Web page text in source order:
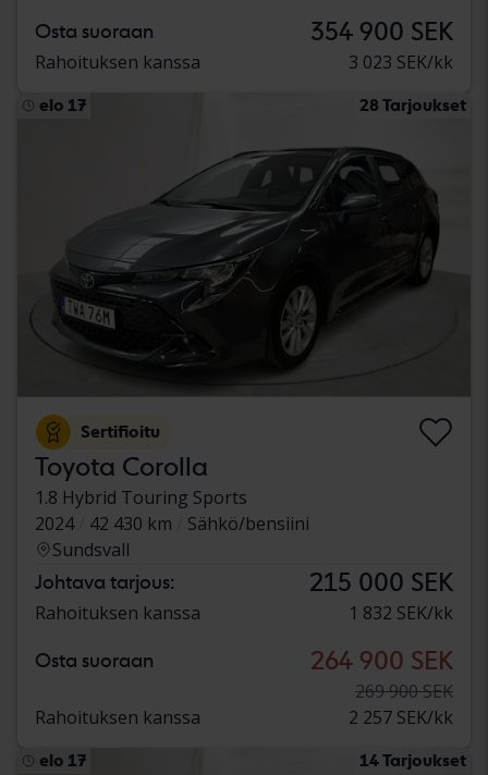
Osta suoraan 354 900 SEK
Rahoituksen kanssa 3 023 SEK/kk
elo 17 28 Tarjoukset
Sertifioitu
Toyota Corolla
1.8 Hybrid Touring Sports
2024
42 430 km
Sähkö/bensiini
Sundsvall
Johtava tarjous: 215 000 SEK
Rahoituksen kanssa 1 832 SEK/kk
Osta suoraan 264 900 SEK
269 900 SEK
Rahoituksen kanssa
2 257 SEK/kk
elo 17 14 Tarjoukset